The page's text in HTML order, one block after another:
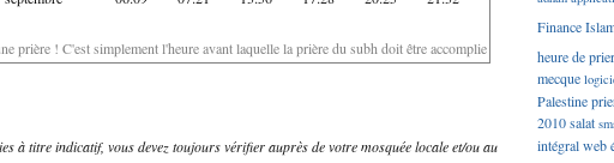
prière ! C'est simplement l'heure avant laquelle la prière du subh doit être accomplie
à titre indicatif, vous devez toujours vérifier auprès de votre mosquée locale et/ou au
Finance
heure de
mecque
Palestine
2010salat
intégralweb